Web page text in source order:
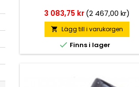
Pris
3 083,75 kr(2 467,00 kr)
 Lägg till i varukorgen
 Finns i lager